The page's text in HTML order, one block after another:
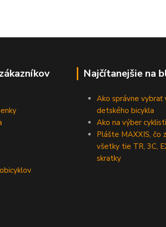
Najčítanejšie na
Ako správne vybrať
detského bicykla
Ako na výber
Plášte MAXXIS, čo
všetky tie TR, 3C,
skratky